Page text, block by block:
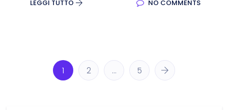
LEGGI TUTTO NO COMMENTS
1 2 … 5